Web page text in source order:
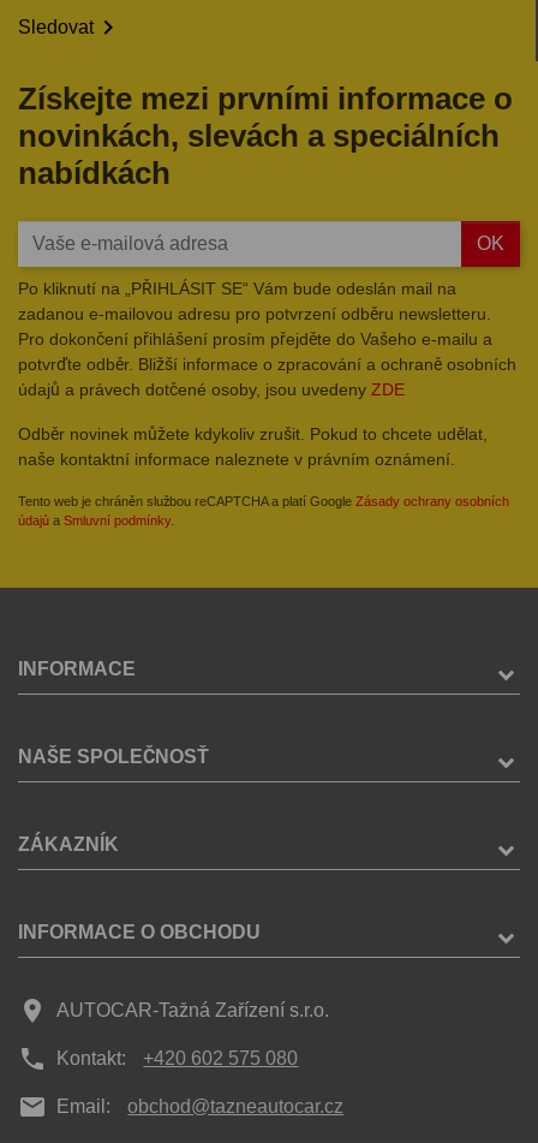
Sledovat
Získejte mezi prvními informace o
novinkách, slevách a speciálních
nabídkách
OK
Po kliknutí na „PŘIHLÁSIT SE“ Vám bude odeslán mail na
zadanou e-mailovou adresu pro potvrzení odběru newsletteru.
Pro dokončení přihlášení prosím přejděte do Vašeho e-mailu a
potvrďte odběr. Bližší informace o zpracování a ochraně osobních
údajů a právech dotčené osoby, jsou uvedeny ZDE
Odběr novinek můžete kdykoliv zrušit. Pokud to chcete udělat,
naše kontaktní informace naleznete v právním oznámení.
Tento web je chráněn službou reCAPTCHA a platí Google Zásady ochrany osobních
údajů a Smluvní podmínky.
INFORMACE
NAŠE SPOLEČNOSŤ
ZÁKAZNÍK
INFORMACE O OBCHODU
place AUTOCAR-Tažná Zařízení s.r.o.
phone Kontakt: +420 602 575 080
mail Email: obchod@tazneautocar.cz